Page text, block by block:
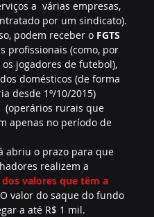
a  várias empresas,
por um sindicato).
podem receber o FGTS
profissionais (como, por
os jogadores de futebol),
domésticos (de forma
desde 1º/10/2015)
(operários rurais que
apenas no período de
abriu o prazo para que
realizem a
valores que têm a
valor do saque do fundo
a até R$ 1 mil.